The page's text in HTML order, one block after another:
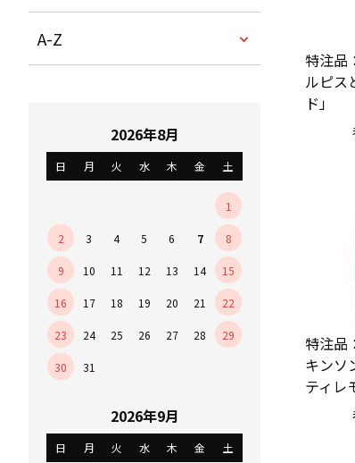
特注品
ルピス
ド」
特注品
キンソ
ティレ
A-Z
2026年8月
日 月 火 水 木 金 土
1
2 3 4 5 6 7 8
9 10 11 12 13 14 15
16 17 18 19 20 21 22
23 24 25 26 27 28 29
30 31
2026年9月
日 月 火 水 木 金 土